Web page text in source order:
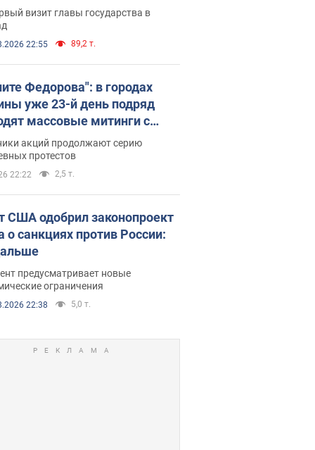
визит главы государства в
22:55 89,2 т.
Федорова": в городах
уже 23-й день подряд
массовые митинги с
Фото и видео
акций продолжают серию
протестов
22:22 2,5 т.
США одобрил законопроект
о санкциях против России:
предусматривает новые
ограничения
22:38 5,0 т.